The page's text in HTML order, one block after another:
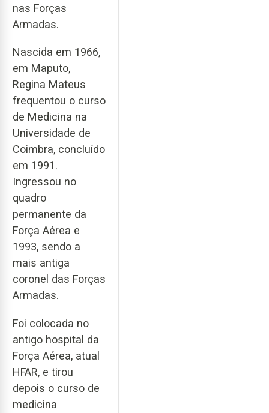
nas Forças
Armadas.
Nascida em 1966,
em Maputo,
Regina Mateus
frequentou o curso
de Medicina na
Universidade de
Coimbra, concluído
em 1991.
Ingressou no
quadro
permanente da
Força Aérea e
1993, sendo a
mais antiga
coronel das Forças
Armadas.
Foi colocada no
antigo hospital da
Força Aérea, atual
HFAR, e tirou
depois o curso de
medicina